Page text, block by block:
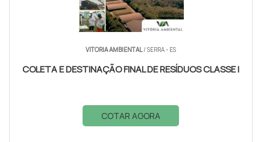
VITORIA AMBIENTAL/ SERRA - ES
COLETA E DESTINAÇÃO FINAL DE RESÍDUOS CLASSE I
COTAR AGORA